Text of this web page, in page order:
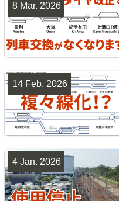
台湾全島配線略図 臺
楽天市場 書泉
8 Mar. 2026
14 Feb. 2026
4 Jan. 2026